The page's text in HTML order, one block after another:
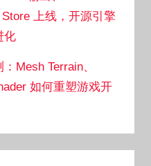
上线，开源引擎
化
Mesh Terrain、
如何重塑游戏开